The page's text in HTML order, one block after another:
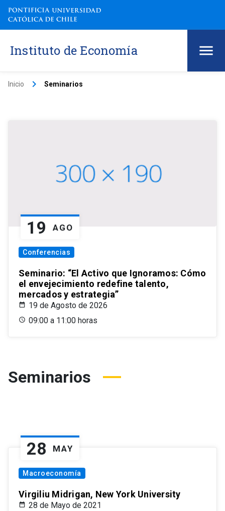
Instituto de Economía
Inicio keyboard_arrow_right Seminarios
19 AGO
Conferencias
Seminario: “El Activo que Ignoramos: Cómo
el envejecimiento redefine talento,
mercados y estrategia”
19 de Agosto de 2026
09:00 a 11:00 horas
Seminarios
28 MAY
Macroeconomía
Virgiliu Midrigan, New York University
28 de Mayo de 2021